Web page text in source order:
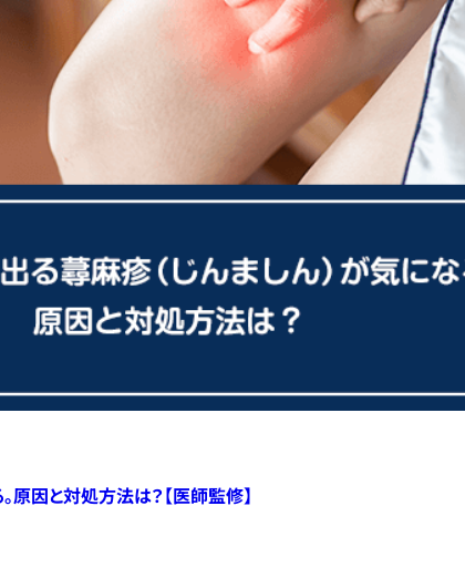
原因と対処方法は？【医師監修】